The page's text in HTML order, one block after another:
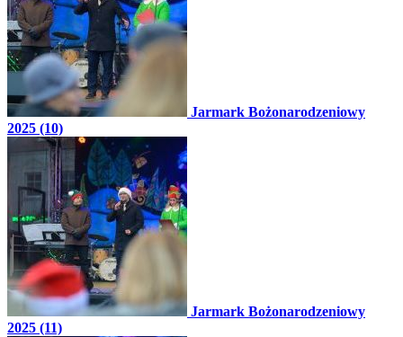
Jarmark Bożonarodzeniowy
2025 (10)
Jarmark Bożonarodzeniowy
2025 (11)